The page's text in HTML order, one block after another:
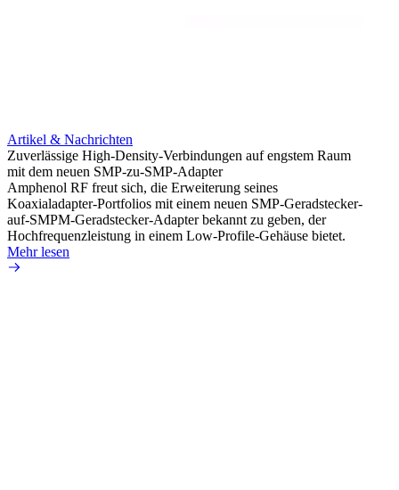
Artikel & Nachrichten
Zuverlässige High-Density-Verbindungen auf engstem Raum
mit dem neuen SMP-zu-SMP-Adapter
Amphenol RF freut sich, die Erweiterung seines
Koaxialadapter-Portfolios mit einem neuen SMP-Geradstecker-
auf-SMPM-Geradstecker-Adapter bekannt zu geben, der
Hochfrequenzleistung in einem Low-Profile-Gehäuse bietet.
Mehr lesen